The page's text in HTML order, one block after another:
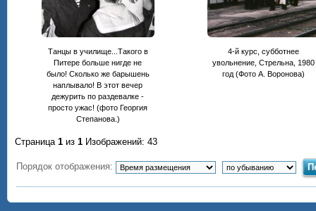
Танцы в училище...Такого в
Питере больше нигде не
было! Сколько же барышень
наплывало! В этот вечер
дежурить по раздевалке -
просто ужас! (фото Георгия
Степанова.)
4-й курс, субботнее
увольнение, Стрельна, 1980
год (Фото А. Воронова)
Страница 1 из 1 Изображений: 43
Порядок отображения: